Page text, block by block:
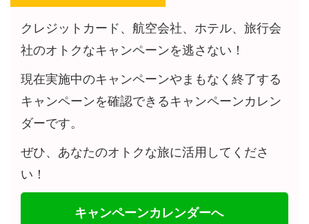
クレジットカード、航空会社、ホテル、旅行会
社のオトクなキャンペーンを逃さない！
現在実施中のキャンペーンやまもなく終了する
キャンペーンを確認できるキャンペーンカレン
ダーです。
ぜひ、あなたのオトクな旅に活用してくださ
い！
キャンペーンカレンダーへ